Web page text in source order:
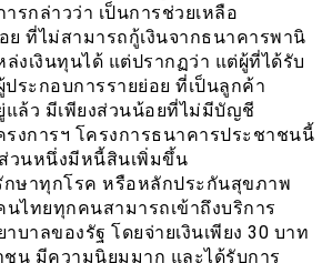
รกล่าวว่า เป็นการช่วยเหลือ
ย ที่ไม่สามารถกู้เงินจากธนาคารพานิ
ล่งเงินทุนได้ แต่ปรากฏว่า แต่ผู้ที่ได้รับ
ระกอบการรายย่อย ที่เป็นลูกค้า
ล้ว มีเพียงส่วนน้อยที่ไม่มีบัญชี
รงการฯ โครงการธนาคารประชาชนนี้
วนหนึ่งมีหนี้สินเพิ่มขึ้น
กษาทุกโรค หรือหลักประกันสุขภาพ
ไทยทุกคนสามารถเข้าถึงบริการ
บาลของรัฐ โดยจ่ายเงินเพียง 30 บาท
ชน มีความนิยมมาก และได้รับการ